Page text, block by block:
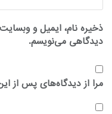
ذخیره نام، ایمیل و
دیدگاهی می‌نویسم.
مرا از دیدگاه‌های پس از